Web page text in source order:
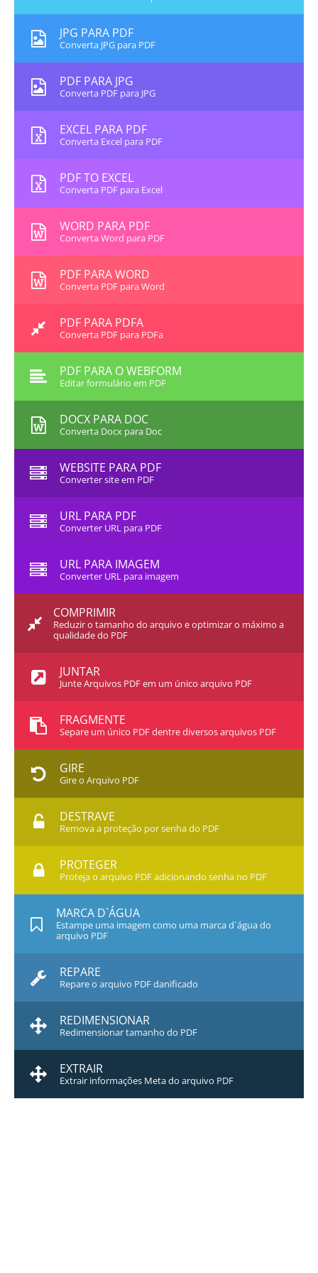
JPG PARA PDF
Converta JPG para PDF
PDF PARA JPG
Converta PDF para JPG
EXCEL PARA PDF
Converta Excel para PDF
PDF TO EXCEL
Converta PDF para Excel
WORD PARA PDF
Converta Word para PDF
PDF PARA WORD
Converta PDF para Word
PDF PARA PDFA
Converta PDF para PDFa
PDF PARA O WEBFORM
Editar formulário em PDF
DOCX PARA DOC
Converta Docx para Doc
WEBSITE PARA PDF
Converter site em PDF
URL PARA PDF
Converter URL para PDF
URL PARA IMAGEM
Converter URL para imagem
COMPRIMIR
Reduzir o tamanho do arquivo e optimizar o máximo a
qualidade do PDF
JUNTAR
Junte Arquivos PDF em um único arquivo PDF
FRAGMENTE
Separe um único PDF dentre diversos arquivos PDF
GIRE
Gire o Arquivo PDF
DESTRAVE
Remova a proteção por senha do PDF
PROTEGER
Proteja o arquivo PDF adicionando senha no PDF
MARCA D`ÁGUA
Estampe uma imagem como uma marca d`água do
arquivo PDF
REPARE
Repare o arquivo PDF danificado
REDIMENSIONAR
Redimensionar tamanho do PDF
EXTRAIR
Extrair informações Meta do arquivo PDF